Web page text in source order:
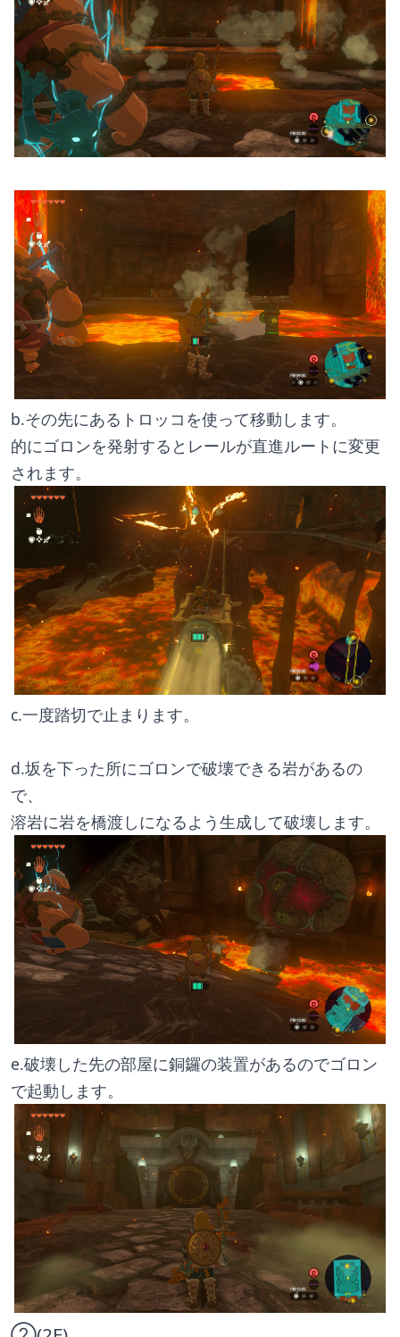
b.その先にあるトロッコを使って移動します。
的にゴロンを発射するとレールが直進ルートに変更
されます。
c.一度踏切で止まります。
d.坂を下った所にゴロンで破壊できる岩があるの
で、
溶岩に岩を橋渡しになるよう生成して破壊します。
e.破壊した先の部屋に銅鑼の装置があるのでゴロン
で起動します。